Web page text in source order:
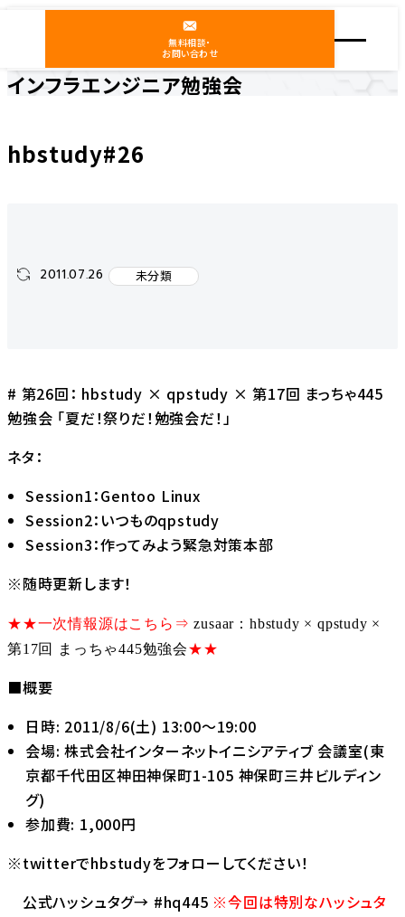
無料相談・
お問い合わせ
インフラエンジニア勉強会
hbstudy#26
2011.07.26 未分類
# 第26回： hbstudy × qpstudy × 第17回 まっちゃ445
勉強会 「夏だ！祭りだ！勉強会だ！」
ネタ：
Session1：Gentoo Linux
Session2：いつものqpstudy
Session3：作ってみよう緊急対策本部
※随時更新します！
★★一次情報源はこちら⇒zusaar：hbstudy × qpstudy ×
第17回 まっちゃ445勉強会★★
■概要
日時: 2011/8/6(土) 13:00～19:00
会場: 株式会社インターネットイニシアティブ 会議室(東
京都千代田区神田神保町1-105 神保町三井ビルディン
グ)
参加費: 1,000円
※twitterでhbstudyをフォローしてください！
公式ハッシュタグ→ #hq445 ※今回は特別なハッシュタ